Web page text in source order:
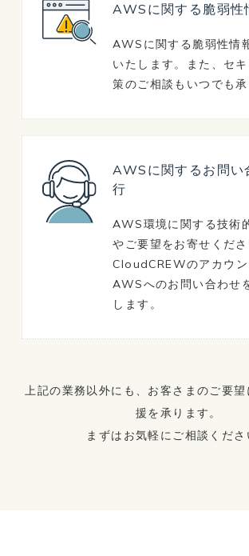
AWSに関する脆弱性
AWSに関する脆弱性情
いたします。また、セ
策のご相談もいつでも承
AWSに関するお問い
行
AWS環境に関する技術
やご要望をお寄せくださ
CloudCREWのアカウン
AWSへのお問い合わせ
します。
上記の業務以外にも、お客さまのご要
援を承ります。
まずはお気軽にご相談くださ